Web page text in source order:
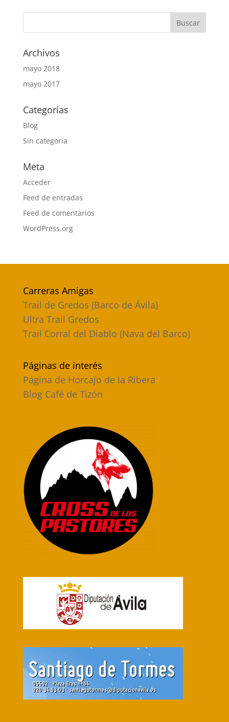
Archivos
mayo 2018
mayo 2017
Categorías
Blog
Sin categoría
Meta
Acceder
Feed de entradas
Feed de comentarios
WordPress.org
Carreras Amigas
Trail de Gredos (Barco de Ávila)
Ultra Trail Gredos
Trail Corral del Diablo (Nava del Barco)
Páginas de interés
Página de Horcajo de la Ribera
Blog Café de Tizón